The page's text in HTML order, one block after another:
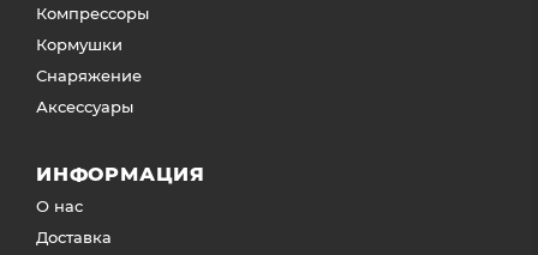
Компрессоры
Кормушки
Снаряжение
Аксессуары
ИНФОРМАЦИЯ
О нас
Доставка